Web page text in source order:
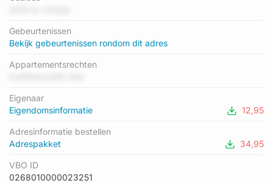
Het pand waarin dit adres ligt heeft als status: 'pand in
gebruik'.
Gebeurtenissen
Bekijk gebeurtenissen rondom dit adres
Appartementsrechten
Eigenaar
Eigendomsinformatie
12,95
Adresinformatie bestellen
Adrespakket
34,95
VBO ID
0268010000023251